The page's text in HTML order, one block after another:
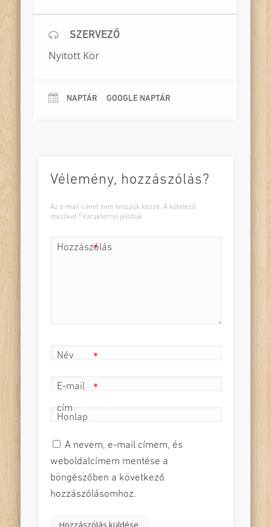
Helyszín:óvodai játszószoba, csoportszoba
Bemutató:2022.03.28
SZERVEZŐ
Nyitott Kör
NAPTÁR GOOGLE NAPTÁR
Vélemény, hozzászólás?
Az e-mail címet nem tesszük közzé. A kötelező
mezőket * karakterrel jelöltük
Hozzászólás
*
Név *
E-mail
cím
*
Honlap
A nevem, e-mail címem, és
weboldalcímem mentése a
böngészőben a következő
hozzászólásomhoz.